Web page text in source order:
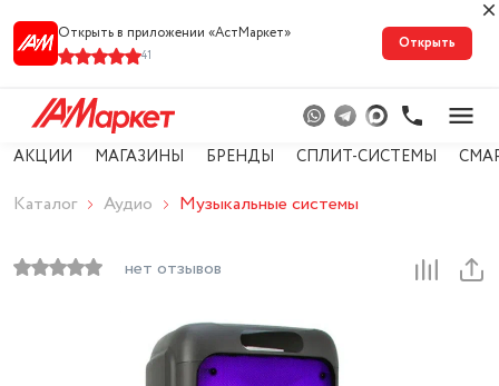
Открыть в приложении «АстМарке‪т‬»
41
Открыть
АКЦИИ МАГАЗИНЫ БРЕНДЫ СПЛИТ-СИСТЕМЫ
Каталог Аудио Музыкальные системы
нет отзывов